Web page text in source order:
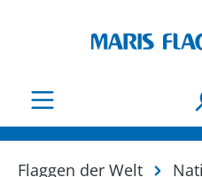
Flaggen der Welt